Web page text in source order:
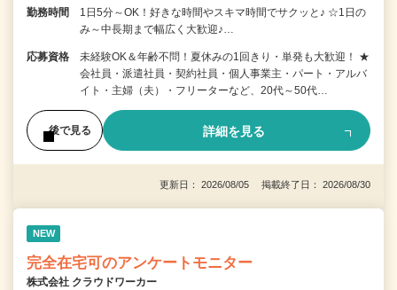
勤務時間
1日5分～OK！好きな時間やスキマ時間でサクッと♪ ☆1日の
み～中長期まで幅広く大歓迎♪…
応募資格
未経験OK＆年齢不問！夏休みの1回きり・単発も大歓迎！ ★
会社員・派遣社員・契約社員・個人事業主・パート・アルバ
イト・主婦（夫）・フリーターなど、20代～50代…
後で見る 詳細を見る
更新日： 2026/08/05 掲載終了日： 2026/08/30
NEW
完全在宅可のアンケートモニター
株式会社 クラウドワーカー